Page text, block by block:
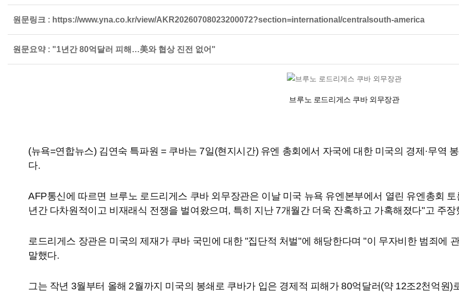
원문링크 : https://www.yna.co.kr/view/AKR20260708023200072?section=international/centralsouth-america
원문요약 : "1년간 80억달러 피해…美와 협상 진전 없어"
브루노 로드리게스 쿠바 외무장관
(뉴욕=연합뉴스) 김연숙 특파원 = 쿠바는 7일(현지시간) 유엔 총회에서 자국에 대한 미국의 경제·무역
다.
AFP통신에 따르면 브루노 로드리게스 쿠바 외무장관은 이날 미국 뉴욕 유엔본부에서 열린 유엔총회
년간 다차원적이고 비재래식 전쟁을 벌여왔으며, 특히 지난 7개월간 더욱 잔혹하고 가혹해졌다"고 주장
로드리게스 장관은 미국의 제재가 쿠바 국민에 대한 "집단적 처벌"에 해당한다며 "이 무자비한 범죄에
말했다.
그는 작년 3월부터 올해 2월까지 미국의 봉쇄로 쿠바가 입은 경제적 피해가 80억달러(약 12조2천억원)